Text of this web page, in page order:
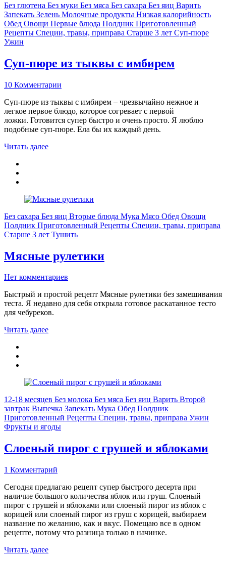
Без глютена Без муки Без мяса Без сахара Без яиц Варить
Запекать Зелень Молочные продукты Низкая калорийность
Обед Овощи Первые блюда Полдник Приготовленный
Рецепты Специи, травы, приправа Старше 3 лет Суп-пюре
Ужин
Суп-пюре из тыквы с имбирем
10 Комментарии
Суп-пюре из тыквы с имбирем – чрезвычайно нежное и
легкое первое блюдо, которое согревает с первой
ложки. Готовится супер быстро и очень просто. Я люблю
подобные суп-пюре. Ела бы их каждый день.
Читать далее
Без сахара Без яиц Вторые блюда Мука Мясо Обед Овощи
Полдник Приготовленный Рецепты Специи, травы, приправа
Старше 3 лет Тушить
Мясные рулетики
Нет комментариев
Быстрый и простой рецепт Мясные рулетики без замешивания
теста. Я недавно для себя открыла готовое раскатанное тесто
для чебуреков.
Читать далее
12-18 месяцев Без молока Без мяса Без яиц Варить Второй
завтрак Выпечка Запекать Мука Обед Полдник
Приготовленный Рецепты Специи, травы, приправа Ужин
Фрукты и ягоды
Слоеный пирог с грушей и яблоками
1 Комментарий
Сегодня предлагаю рецепт супер быстрого десерта при
наличие большого количества яблок или груш. Слоеный
пирог с грушей и яблоками или слоеный пирог из яблок с
корицей или слоеный пирог из груш с корицей, выбираем
название по желанию, как и вкус. Помещаю все в одном
рецепте, потому что разница только в начинке.
Читать далее